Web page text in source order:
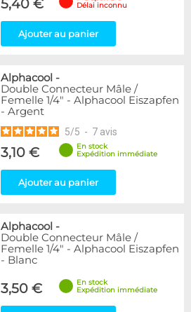
5,40 €
Délai inconnu
Ajouter au panier
Alphacool -
Double Connecteur Mâle /
Femelle 1/4" - Alphacool Eiszapfen
- Argent
5/5 - 7 avis
3,10 €
En stock
Expédition immédiate
Ajouter au panier
Alphacool -
Double Connecteur Mâle /
Femelle 1/4" - Alphacool Eiszapfen
- Blanc
3,50 €
En stock
Expédition immédiate